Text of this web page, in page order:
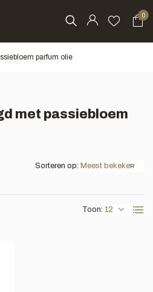
0
parfum olie
met passiebloem
Toon:
Sorteren op: